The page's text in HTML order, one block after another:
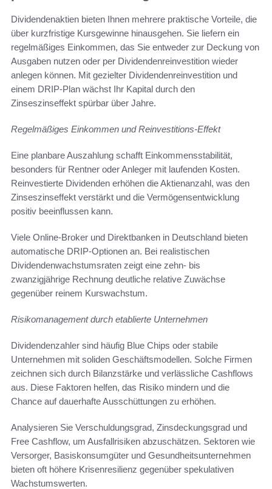
Dividendenaktien bieten Ihnen mehrere praktische Vorteile, die
über kurzfristige Kursgewinne hinausgehen. Sie liefern ein
regelmäßiges Einkommen, das Sie entweder zur Deckung von
Ausgaben nutzen oder per Dividendenreinvestition wieder
anlegen können. Mit gezielter Dividendenreinvestition und
einem DRIP-Plan wächst Ihr Kapital durch den
Zinseszinseffekt spürbar über Jahre.
Regelmäßiges Einkommen und Reinvestitions-Effekt
Eine planbare Auszahlung schafft Einkommensstabilität,
besonders für Rentner oder Anleger mit laufenden Kosten.
Reinvestierte Dividenden erhöhen die Aktienanzahl, was den
Zinseszinseffekt verstärkt und die Vermögensentwicklung
positiv beeinflussen kann.
Viele Online-Broker und Direktbanken in Deutschland bieten
automatische DRIP-Optionen an. Bei realistischen
Dividendenwachstumsraten zeigt eine zehn- bis
zwanzigjährige Rechnung deutliche relative Zuwächse
gegenüber reinem Kurswachstum.
Risikomanagement durch etablierte Unternehmen
Dividendenzahler sind häufig Blue Chips oder stabile
Unternehmen mit soliden Geschäftsmodellen. Solche Firmen
zeichnen sich durch Bilanzstärke und verlässliche Cashflows
aus. Diese Faktoren helfen, das Risiko mindern und die
Chance auf dauerhafte Ausschüttungen zu erhöhen.
Analysieren Sie Verschuldungsgrad, Zinsdeckungsgrad und
Free Cashflow, um Ausfallrisiken abzuschätzen. Sektoren wie
Versorger, Basiskonsumgüter und Gesundheitsunternehmen
bieten oft höhere Krisenresilienz gegenüber spekulativen
Wachstumswerten.